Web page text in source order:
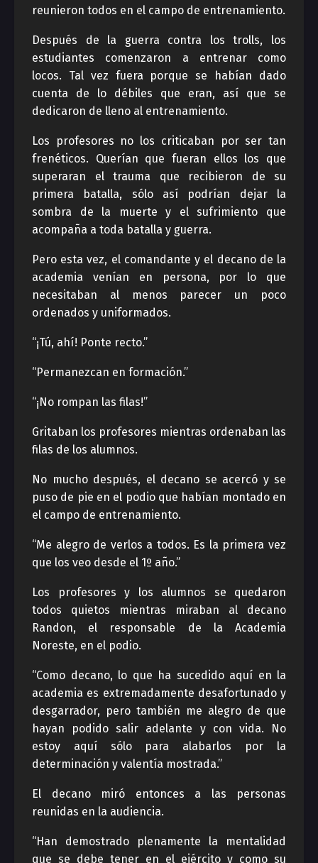
reunieron todos en el campo de entrenamiento.
Después de la guerra contra los trolls, los
estudiantes comenzaron a entrenar como
locos. Tal vez fuera porque se habían dado
cuenta de lo débiles que eran, así que se
dedicaron de lleno al entrenamiento.
Los profesores no los criticaban por ser tan
frenéticos. Querían que fueran ellos los que
superaran el trauma que recibieron de su
primera batalla, sólo así podrían dejar la
sombra de la muerte y el sufrimiento que
acompaña a toda batalla y guerra.
Pero esta vez, el comandante y el decano de la
academia venían en persona, por lo que
necesitaban al menos parecer un poco
ordenados y uniformados.
“¡Tú, ahí! Ponte recto.”
“Permanezcan en formación.”
“¡No rompan las filas!”
Gritaban los profesores mientras ordenaban las
filas de los alumnos.
No mucho después, el decano se acercó y se
puso de pie en el podio que habían montado en
el campo de entrenamiento.
“Me alegro de verlos a todos. Es la primera vez
que los veo desde el 1º año.”
Los profesores y los alumnos se quedaron
todos quietos mientras miraban al decano
Randon, el responsable de la Academia
Noreste, en el podio.
“Como decano, lo que ha sucedido aquí en la
academia es extremadamente desafortunado y
desgarrador, pero también me alegro de que
hayan podido salir adelante y con vida. No
estoy aquí sólo para alabarlos por la
determinación y valentía mostrada.”
El decano miró entonces a las personas
reunidas en la audiencia.
“Han demostrado plenamente la mentalidad
que se debe tener en el ejército y como su